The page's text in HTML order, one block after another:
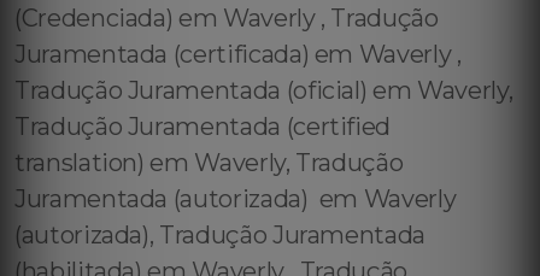
(Credenciada) em Waverly , Tradução
Juramentada (certificada) em Waverly ,
Tradução Juramentada (oficial) em Waverly,
Tradução Juramentada (certified
translation) em Waverly, Tradução
Juramentada (autorizada) em Waverly
(autorizada), Tradução Juramentada